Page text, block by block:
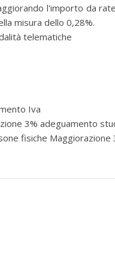
l'importo da
misura dello 0,28%.
telematiche
Iva
3% adeguamento
fisiche Maggiorazione